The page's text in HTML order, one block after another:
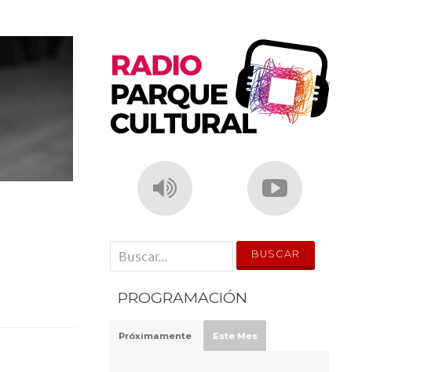
' . __('Search for:') . '
PROGRAMACIÓN
Próximamente Este Mes